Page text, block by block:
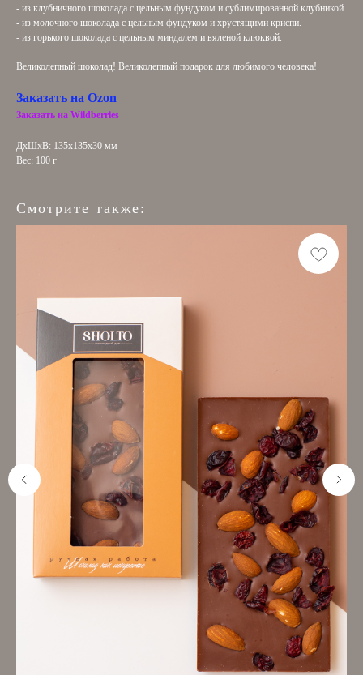
- из клубничного шоколада с цельным фундуком и сублимированной клубникой.
- из молочного шоколада с цельным фундуком и хрустящими криспи.
- из горького шоколада с цельным миндалем и вяленой клюквой.
Великолепный шоколад! Великолепный подарок для любимого человека!
Заказать на Ozon
Заказать на Wildberries
ДxШxВ: 135x135x30 мм
Вес: 100 г
Смотрите также: